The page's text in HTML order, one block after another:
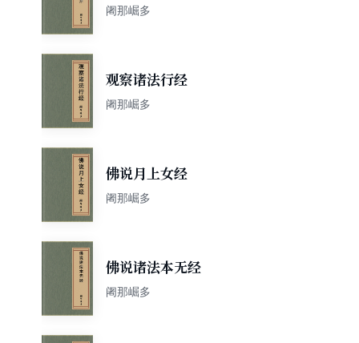
阇那崛多
观察诸法行经
阇那崛多
佛说月上女经
阇那崛多
佛说诸法本无经
阇那崛多